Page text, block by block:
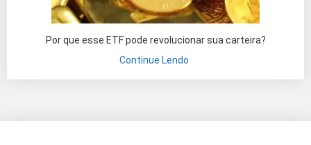
Por que esse ETF pode revolucionar sua carteira?
Continue Lendo